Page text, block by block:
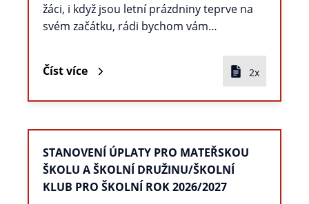
žáci, i když jsou letní prázdniny teprve na
svém začátku, rádi bychom vám…
Číst více 2x
STANOVENÍ ÚPLATY PRO MATEŘSKOU
ŠKOLU A ŠKOLNÍ DRUŽINU/ŠKOLNÍ
KLUB PRO ŠKOLNÍ ROK 2026/2027